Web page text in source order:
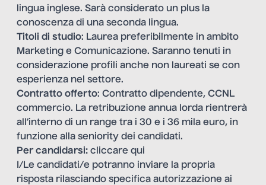
lingua inglese. Sarà considerato un plus la
conoscenza di una seconda lingua.
Titoli di studio: Laurea preferibilmente in ambito
Marketing e Comunicazione. Saranno tenuti in
considerazione profili anche non laureati se con
esperienza nel settore.
Contratto offerto: Contratto dipendente, CCNL
commercio. La retribuzione annua lorda rientrerà
all’interno di un range tra i 30 e i 36 mila euro, in
funzione alla seniority dei candidati.
Per candidarsi: cliccare qui
I/Le candidati/e potranno inviare la propria
risposta rilasciando specifica autorizzazione ai